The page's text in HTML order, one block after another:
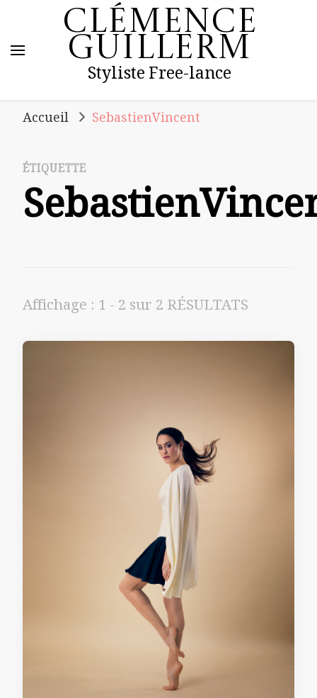
Clémence
Guillerm
Styliste Free-lance
Accueil SebastienVincent
ÉTIQUETTE
Affichage : 1 - 2 sur 2 RÉSULTATS